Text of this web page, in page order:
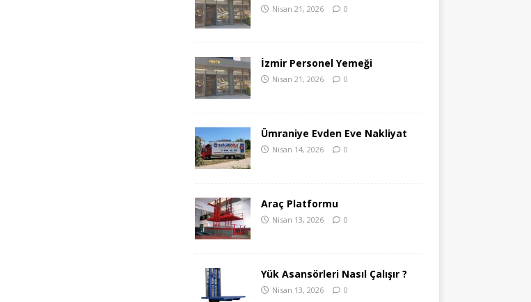
Nisan 21, 2026 0
İzmir Personel Yemeği
Nisan 21, 2026 0
Ümraniye Evden Eve Nakliyat
Nisan 14, 2026 0
Araç Platformu
Nisan 13, 2026 0
Yük Asansörleri Nasıl Çalışır ?
Nisan 13, 2026 0